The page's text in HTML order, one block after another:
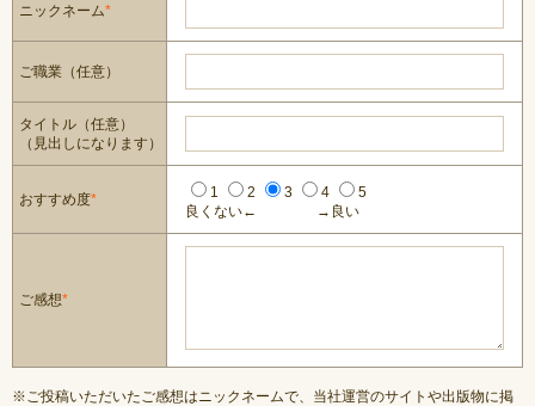
ニックネーム*
ご職業（任意）
タイトル（任意）
（見出しになります）
おすすめ度* 1 2 3 4
5
良くない←
→良い
ご感想*
※ご投稿いただいたご感想はニックネームで、当社運営のサイトや出版物に掲